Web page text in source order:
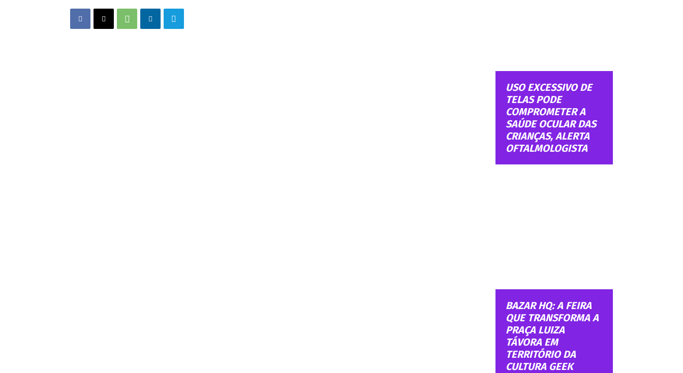
USO EXCESSIVO DE
TELAS PODE
COMPROMETER A
SAÚDE OCULAR DAS
CRIANÇAS, ALERTA
OFTALMOLOGISTA
BAZAR HQ: A FEIRA
QUE TRANSFORMA A
PRAÇA LUIZA
TÁVORA EM
TERRITÓRIO DA
CULTURA GEEK